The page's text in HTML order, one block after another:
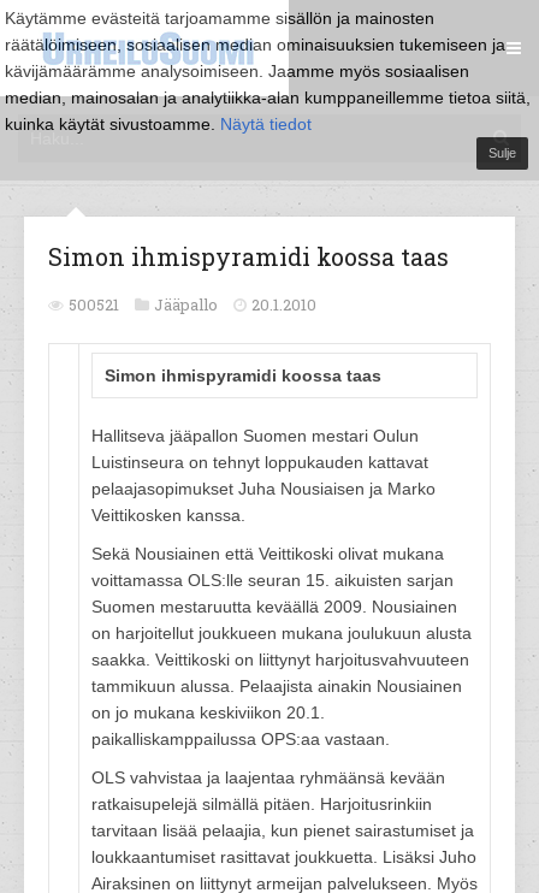
Käytämme evästeitä tarjoamamme sisällön ja mainosten
räätälöimiseen, sosiaalisen median ominaisuuksien tukemiseen ja
kävijämäärämme analysoimiseen. Jaamme myös sosiaalisen
median, mainosalan ja analytiikka-alan kumppaneillemme tietoa siitä,
kuinka käytät sivustoamme. Näytä tiedot
Sulje
Simon ihmispyramidi koossa taas
500521 Jääpallo 20.1.2010
Simon ihmispyramidi koossa taas
Hallitseva jääpallon Suomen mestari Oulun
Luistinseura on tehnyt loppukauden kattavat
pelaajasopimukset Juha Nousiaisen ja Marko
Veittikosken kanssa.
Sekä Nousiainen että Veittikoski olivat mukana
voittamassa OLS:lle seuran 15. aikuisten sarjan
Suomen mestaruutta keväällä 2009. Nousiainen
on harjoitellut joukkueen mukana joulukuun alusta
saakka. Veittikoski on liittynyt harjoitusvahvuuteen
tammikuun alussa. Pelaajista ainakin Nousiainen
on jo mukana keskiviikon 20.1.
paikalliskamppailussa OPS:aa vastaan.
OLS vahvistaa ja laajentaa ryhmäänsä kevään
ratkaisupelejä silmällä pitäen. Harjoitusrinkiin
tarvitaan lisää pelaajia, kun pienet sairastumiset ja
loukkaantumiset rasittavat joukkuetta. Lisäksi Juho
Airaksinen on liittynyt armeijan palvelukseen. Myös